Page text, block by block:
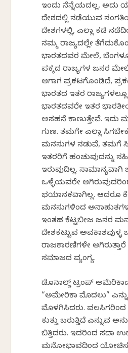
ಇಂದು ನೆನ್ನೆಯದಲ್ಲ, ಅದು
ದೇಶದಲ್ಲಿ ನಡೆಯುವ
ದೇಶಗಳಲ್ಲಿ, ಎಲ್ಲಾ ಕಡೆ
ನಮ್ಮ ರಾಜ್ಯದಲ್ಲೇ
ಭಾರತದವರ ಮೇಲೆ,
ಪಕ್ಕದ ರಾಜ್ಯಗಳ ಜನರ
ಆಗಾಗ ಪ್ರಕಟಗೊಂಡಿದೆ,
ಭಾರತದ ಇತರ ರಾಜ್ಯಗಳಲ್ಲೂ
ಭಾರತದವರೇ ಇತರ
ಅಸಹನೆ ಕಾಣುತ್ತೇವೆ. ಇದು
ಗುಣ. ತಮಗೇ ಎಲ್ಲಾ
ಮನಸುಗಳ ನಡುವೆ, ತಮಗೆ
ಇತರರಿಗೆ ಹಂಚುವುದನ್ನು
ಇರುವುದಿಲ್ಲ.
ಒಳ್ಳೆಯವರೇ
ಭಯಾನಕವಾಗಿಲ್ಲ. ಆದರೂ
ಮನಸುಗಳಿಂದ
ಇಂತಹ ಕೆಟ್ಟಬೀಜ ಜನರ
ದೇಶಕಟ್ಟುವ ಅವಕಾಶವುಳ್ಳ
ರಾಜಕಾರಣಿಗಳೇ ಆಗಿರುತ್ತಾರೆ
ಸಮಾಜದ ವ್ಯಂಗ್ಯ.
ಡೊನಾಲ್ಡ್ ಟ್ರಂಪ್ ಅಮೆರಿಕಾದ
“ಅಮೇರಿಕಾ ಮೊದಲು”
ಮೊಳಗಿಸಿದರು. ವಲಸಿಗರಿಂದ
ಕುತ್ತು ಬರುತ್ತಿದೆ ಎನ್ನುವ
ಬಿತ್ತಿದರು. ಇದರಿಂದ ಸದಾ
ಮನೋಭಾವದಿಂದ